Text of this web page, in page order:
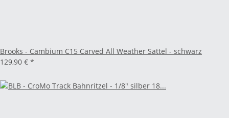
Brooks - Cambium C15 Carved All Weather Sattel - schwarz
129,90 € *